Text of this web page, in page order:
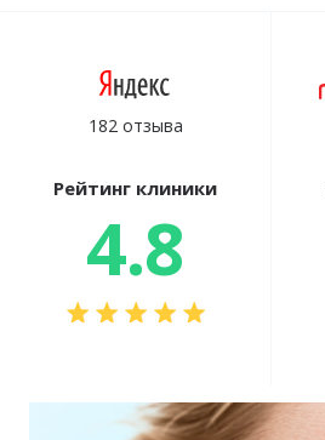
182 отзыва
Рейтинг клиники
4.8